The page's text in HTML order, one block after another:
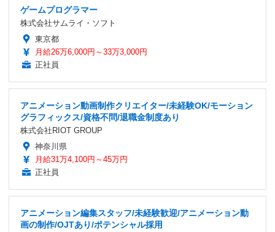
ゲームプログラマー
株式会社サムライ・ソフト
東京都
月給26万6,000円～33万3,000円
正社員
アニメーション動画制作クリエイター/未経験OK/モーション
グラフィックス/資格不問/退職金制度あり
株式会社RIOT GROUP
神奈川県
月給31万4,100円～45万円
正社員
アニメーション編集スタッフ/未経験歓迎/アニメーション動
画の制作/OJTあり/ポテンシャル採用